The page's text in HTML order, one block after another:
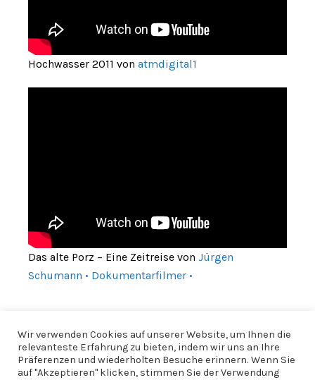
Hochwasser 2011 von atmdigital1
Das alte Porz – Eine Zeitreise von Jürgen
Schumann • Dokumentarfilmer •
Wir verwenden Cookies auf unserer Website, um Ihnen die
relevanteste Erfahrung zu bieten, indem wir uns an Ihre
Präferenzen und wiederholten Besuche erinnern. Wenn Sie
auf "Akzeptieren" klicken, stimmen Sie der Verwendung